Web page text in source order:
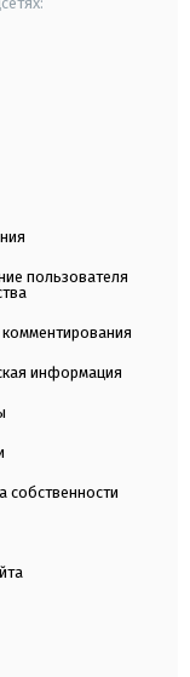
пользователя
информация
собственности